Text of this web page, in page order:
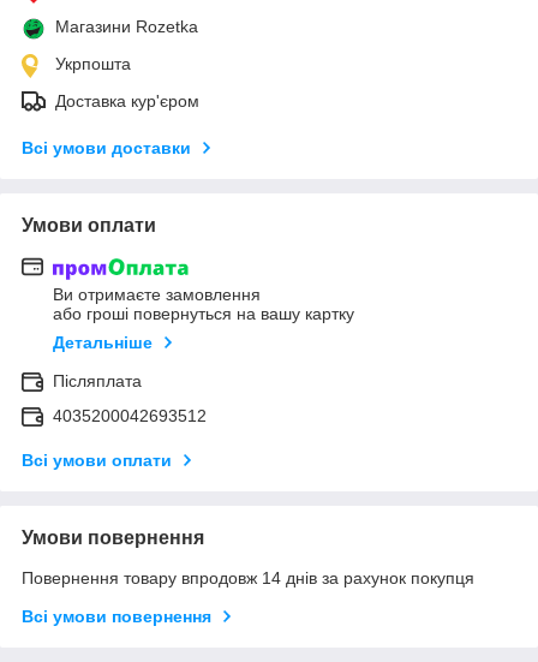
Магазини Rozetka
Укрпошта
Доставка кур'єром
Всі умови доставки
Умови оплати
Ви отримаєте замовлення
або гроші повернуться на вашу картку
Детальніше
Післяплата
4035200042693512
Всі умови оплати
Умови повернення
Повернення товару впродовж 14 днів за рахунок покупця
Всі умови повернення